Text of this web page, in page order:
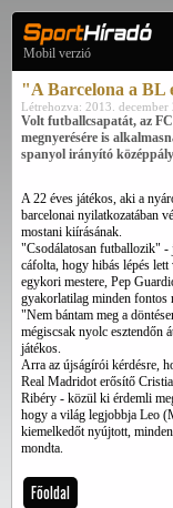
Mobil verzió
"A Barcelona a BL
Létrehozva: 2013.
Volt futballcsapatát, az
megnyerésére is
spanyol irányító
A 22 éves játékos, aki a
barcelonai nyilatkozatában
mostani kiírásának.
"Csodálatosan futballozik" -
cáfolta, hogy hibás lépés
egykori mestere, Pep
gyakorlatilag minden fontos
"Nem bántam meg a
mégiscsak nyolc esztendőn
játékos.
Arra az újságírói kérdésre,
Real Madridot erősítő
Ribéry - közül ki érdemli
hogy a világ legjobbja Leo
kiemelkedőt nyújtott,
mondta.
Főoldal